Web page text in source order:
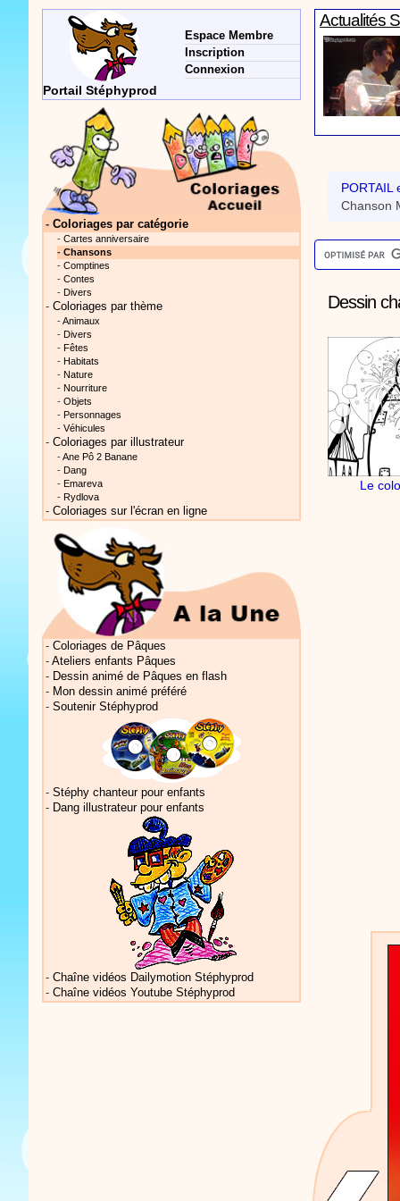
Actualités
Vidéos
Actualités
Vidéos
PORTAIL
Chanson
Dessin
Le
Portail Stéphyprod
Espace Membre
Inscription
Connexion
- Coloriages par catégorie
- Cartes anniversaire
- Chansons
- Comptines
- Contes
- Divers
- Coloriages par thème
-Animaux
- Divers
- Fêtes
- Habitats
- Nature
- Nourriture
- Objets
- Personnages
- Véhicules
- Coloriages par illustrateur
-Ane Pô 2 Banane
- Dang
- Emareva
- Rydlova
- Coloriages sur l'écran en ligne
- Coloriages de Pâques
- Ateliers enfants Pâques
- Dessin animé de Pâques en flash
- Mon dessin animé préféré
- Soutenir Stéphyprod
- Stéphy chanteur pour enfants
- Dang illustrateur pour enfants
- Chaîne vidéos Dailymotion Stéphyprod
- Chaîne vidéos Youtube Stéphyprod